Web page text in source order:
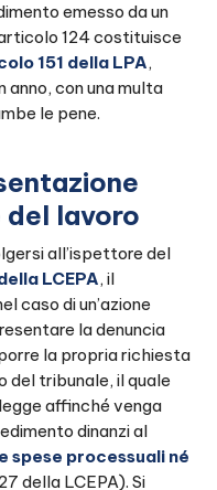
emesso da un
124 costituisce
151 della LPA,
anno, con una multa
le pene.
lavoro
all’ispettore del
LCEPA, il
caso di un’azione
la denuncia
la propria richiesta
del tribunale, il quale
affinché venga
dinanzi al
spese processuali né
della LCEPA). Si